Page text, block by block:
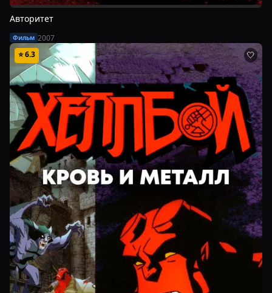
Авторитет
Фильм 2007
⭐6.3 🤍